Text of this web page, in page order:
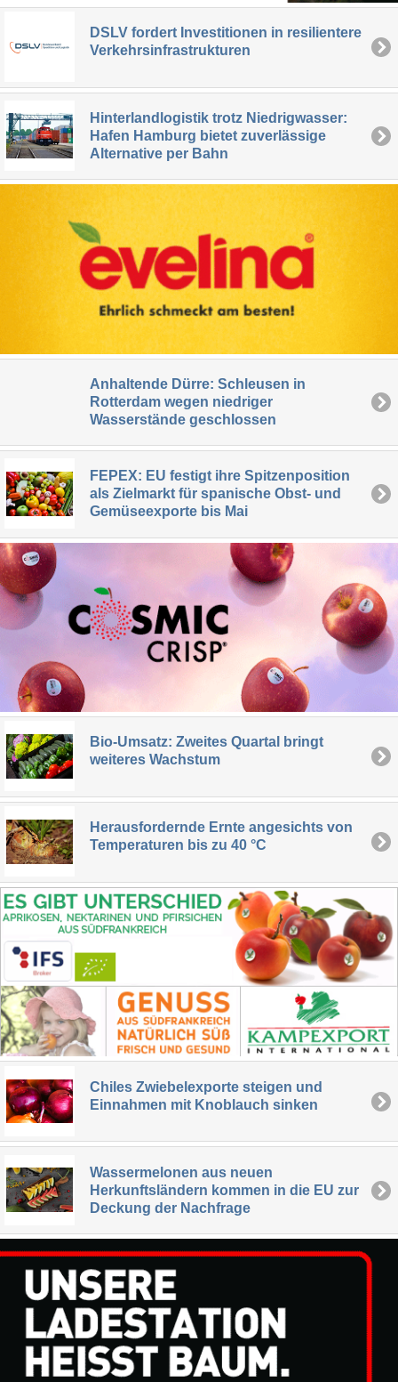
DSLV fordert Investitionen in resilientere
Verkehrsinfrastrukturen
Hinterlandlogistik trotz Niedrigwasser:
Hafen Hamburg bietet zuverlässige
Alternative per Bahn
Anhaltende Dürre: Schleusen in
Rotterdam wegen niedriger
Wasserstände geschlossen
FEPEX: EU festigt ihre Spitzenposition
als Zielmarkt für spanische Obst- und
Gemüseexporte bis Mai
Bio-Umsatz: Zweites Quartal bringt
weiteres Wachstum
Herausfordernde Ernte angesichts von
Temperaturen bis zu 40 °C
Chiles Zwiebelexporte steigen und
Einnahmen mit Knoblauch sinken
Wassermelonen aus neuen
Herkunftsländern kommen in die EU zur
Deckung der Nachfrage